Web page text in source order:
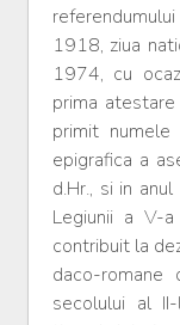
1918, ziua
1974, cu
prima atestare
primit numele
epigrafica a
d.Hr., si in
Legiunii a V-
contribuit la
daco-
secolului al